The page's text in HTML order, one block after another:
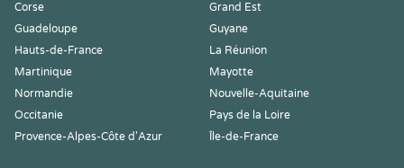
Corse
Grand Est
Guadeloupe
Guyane
Hauts-de-France
La Réunion
Martinique
Mayotte
Normandie
Nouvelle-Aquitaine
Occitanie
Pays de la Loire
Provence-Alpes-Côte d'Azur
Île-de-France